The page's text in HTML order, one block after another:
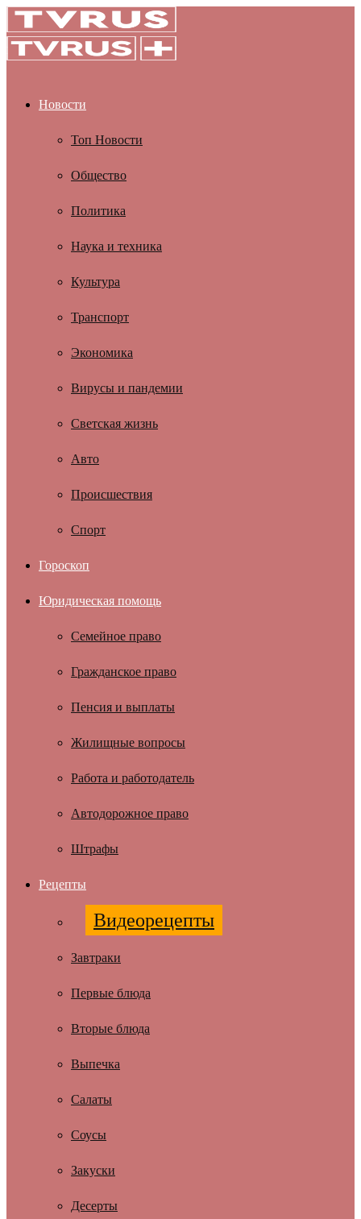
Новости
Топ Новости
Общество
Политика
Наука и техника
Культура
Транспорт
Экономика
Вирусы и пандемии
Светская жизнь
Авто
Происшествия
Спорт
Гороскоп
Юридическая помощь
Семейное право
Гражданское право
Пенсия и выплаты
Жилищные вопросы
Работа и работодатель
Автодорожное право
Штрафы
Рецепты
Видеорецепты
Завтраки
Первые блюда
Вторые блюда
Выпечка
Салаты
Соусы
Закуски
Десерты